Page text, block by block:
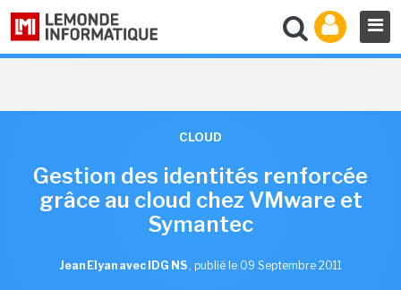
CLOUD
Gestion des identités renforcée
grâce au cloud chez VMware et
Symantec
Jean Elyan avec IDG NS , publié le 09 Septembre 2011